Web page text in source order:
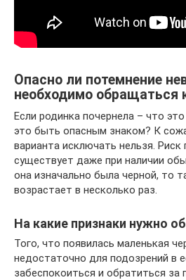
Опасно ли потемнение
необходимо обращаться
Если родинка почернела – что
это быть опасным знаком? К
варианта исключать нельзя. Риск
существует даже при наличии
она изначально была черной, то
возрастает в несколько раз.
На какие признаки нужно
Того, что появилась маленькая
недостаточно для подозрений в
забеспокоиться и обратиться